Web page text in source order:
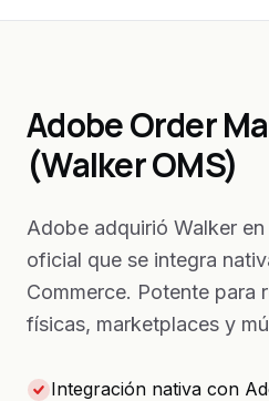
Adobe Order
(Walker OMS)
Adobe adquirió Walker
oficial que se integra
Commerce. Potente para
físicas, marketplaces y
Integración nativa con